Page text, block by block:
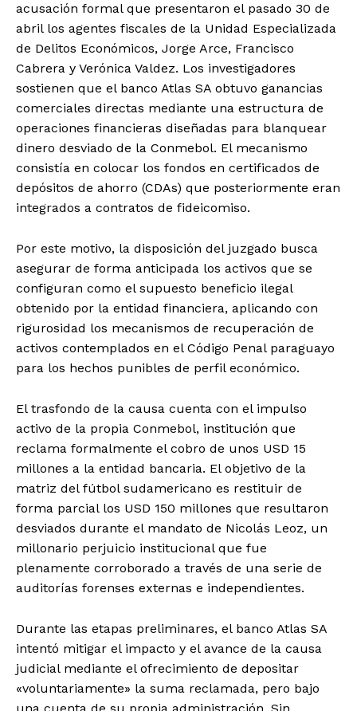
acusación formal que presentaron el pasado 30 de
abril los agentes fiscales de la Unidad Especializada
de Delitos Económicos, Jorge Arce, Francisco
Cabrera y Verónica Valdez. Los investigadores
sostienen que el banco Atlas SA obtuvo ganancias
comerciales directas mediante una estructura de
operaciones financieras diseñadas para blanquear
dinero desviado de la Conmebol. El mecanismo
consistía en colocar los fondos en certificados de
depósitos de ahorro (CDAs) que posteriormente eran
integrados a contratos de fideicomiso.
Por este motivo, la disposición del juzgado busca
asegurar de forma anticipada los activos que se
configuran como el supuesto beneficio ilegal
obtenido por la entidad financiera, aplicando con
rigurosidad los mecanismos de recuperación de
activos contemplados en el Código Penal paraguayo
para los hechos punibles de perfil económico.
El trasfondo de la causa cuenta con el impulso
activo de la propia Conmebol, institución que
reclama formalmente el cobro de unos USD 15
millones a la entidad bancaria. El objetivo de la
matriz del fútbol sudamericano es restituir de
forma parcial los USD 150 millones que resultaron
desviados durante el mandato de Nicolás Leoz, un
millonario perjuicio institucional que fue
plenamente corroborado a través de una serie de
auditorías forenses externas e independientes.
Durante las etapas preliminares, el banco Atlas SA
intentó mitigar el impacto y el avance de la causa
judicial mediante el ofrecimiento de depositar
«voluntariamente» la suma reclamada, pero bajo